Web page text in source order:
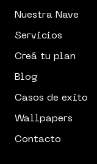
Nuestra Nave
Servicios
Creá tu plan
Blog
Casos de exito
Wallpapers
Contacto